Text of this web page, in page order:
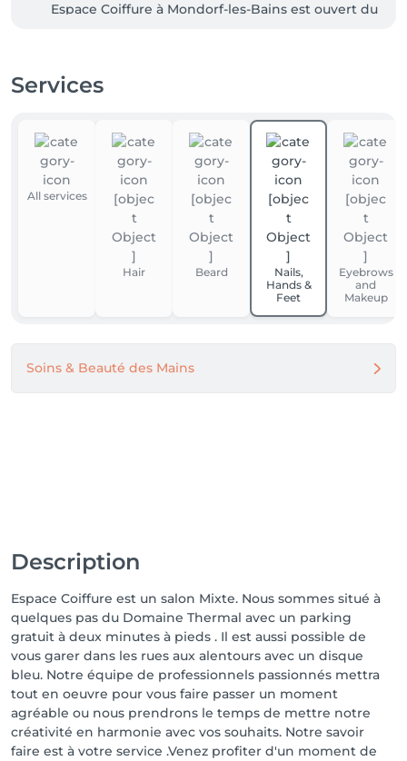
       Espace Coiffure à Mondorf-les-Bains est ouvert du
Anglais 🇬🇧
Services
All services
Hair Beard
Nails,
Hands &
Feet
Eyebrows
and
Makeup
Soins & Beauté des Mains
Description
Espace Coiffure est un salon Mixte. Nous sommes situé à
quelques pas du Domaine Thermal avec un parking
gratuit à deux minutes à pieds . Il est aussi possible de
vous garer dans les rues aux alentours avec un disque
bleu. Notre équipe de professionnels passionnés mettra
tout en oeuvre pour vous faire passer un moment
agréable ou nous prendrons le temps de mettre notre
créativité en harmonie avec vos souhaits. Notre savoir
faire est à votre service .Venez profiter d'un moment de